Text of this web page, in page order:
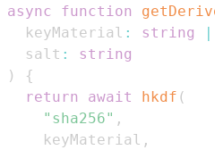
async
function
  keyMaterial
: string |
  salt
:
string
)
{
return
await hkdf (
"sha256" ,
    keyMaterial
,